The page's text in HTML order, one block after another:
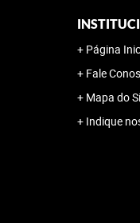
Página
Fale
Mapa do
Indique